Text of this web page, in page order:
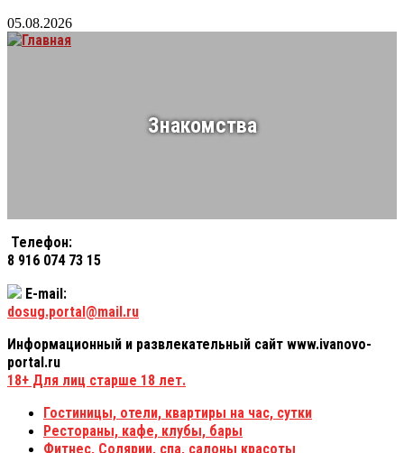
05.08.2026
Знакомства
Телефон:
8 916 074 73 15
E-mail:
dosug.portal@mail.ru
Информационный и развлекательный сайт www.ivanovo-
portal.ru
18+ Для лиц старше 18 лет.
Гостиницы, отели, квартиры на час, сутки
Рестораны, кафе, клубы, бары
Фитнес, Солярии, спа, салоны красоты